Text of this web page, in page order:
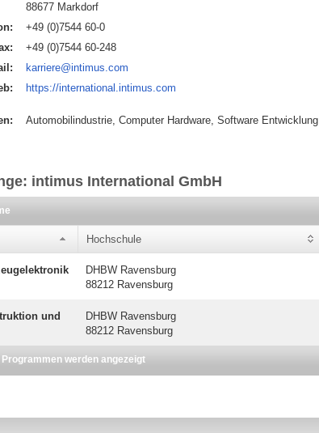
88677 Markdorf
+49 (0)7544 60-0
+49 (0)7544 60-248
karriere@intimus.com
https://international.intimus.com
Automobilindustrie, Computer Hardware, Software Entwicklung
intimus International GmbH
Hochschule
DHBW Ravensburg
88212 Ravensburg
und
DHBW Ravensburg
88212 Ravensburg
werden angezeigt